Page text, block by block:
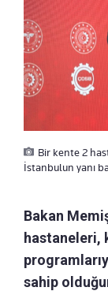
Bir kente 2
İstanbulun yanı
Bakan
hastaneleri,
sahip